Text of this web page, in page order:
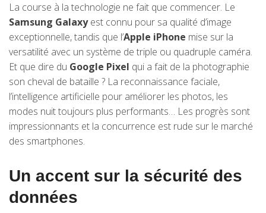
La course à la technologie ne fait que commencer. Le
Samsung Galaxyest connu pour sa qualité d’image
exceptionnelle, tandis que l’Apple iPhone mise sur la
versatilité avec un système de triple ou quadruple caméra.
Et que dire du Google Pixel qui a fait de la photographie
son cheval de bataille ? La reconnaissance faciale,
l’intelligence artificielle pour améliorer les photos, les
modes nuit toujours plus performants… Les progrès sont
impressionnants et la concurrence est rude sur le marché
des smartphones.
Un accent sur la sécurité des
données